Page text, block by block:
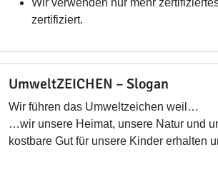
Wir verwenden nur mehr
zertifiziert.
UmweltZEICHEN – Slogan
Wir führen das Umweltzeichen weil…
…wir unsere Heimat, unsere Natur und
kostbare Gut für unsere Kinder erhalten